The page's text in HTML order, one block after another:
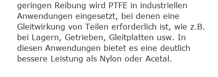
geringen Reibung wird PTFE in industriellen
Anwendungen eingesetzt, bei denen eine
Gleitwirkung von Teilen erforderlich ist, wie z.B.
bei Lagern, Getrieben, Gleitplatten usw. In
diesen Anwendungen bietet es eine deutlich
bessere Leistung als Nylon oder Acetal.